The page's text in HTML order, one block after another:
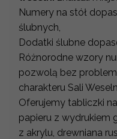
Numery na stół
ślubnych,
Dodatki ślubne
Różnorodne wzory
pozwolą bez
charakteru Sali
Oferujemy tabliczki
papieru z wydrukiem
z akrylu, drewniana